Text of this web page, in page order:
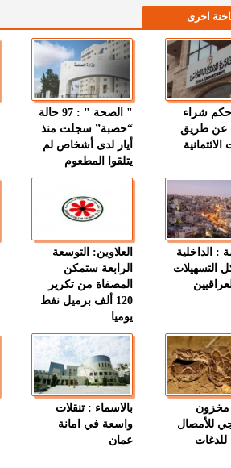
اخرى
حكم شراء
عن طريق
الائتمانية
" الصحة " : 97 حالة
“حصبة” سجلت منذ
أيار لدى أشخاص لم
يتلقوا المطعوم
: الداخلية
التسهيلات
العلاوين: التوسعة
الرابعة ستمكن
المصفاة من تكرير
120 ألف برميل نفط
يوميا
مخزون
للأمصال
للدغات
بالاسماء : تنقلات
واسعة في امانة
عمان